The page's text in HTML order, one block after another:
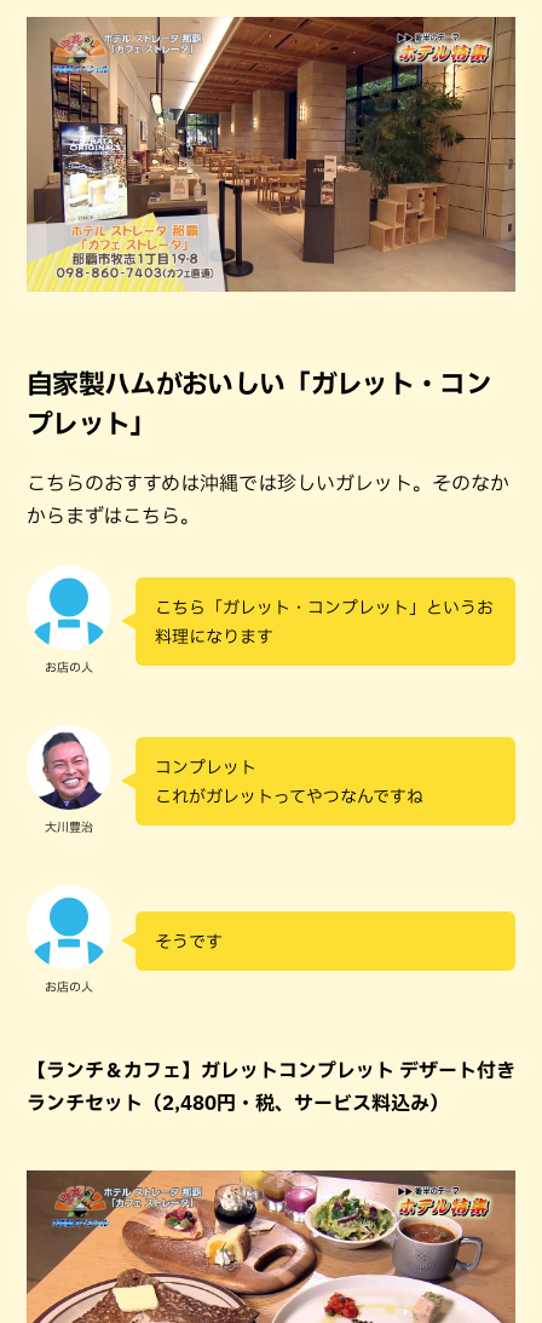
自家製ハムがおいしい「ガレット・コン
プレット」
こちらのおすすめは沖縄では珍しいガレット。そのなか
からまずはこちら。
お店の人
こちら「ガレット・コンプレット」というお
料理になります
大川豊治
コンプレット
これがガレットってやつなんですね
お店の人
そうです
【ランチ＆カフェ】ガレットコンプレット デザート付き
ランチセット（2,480円・税、サービス料込み）